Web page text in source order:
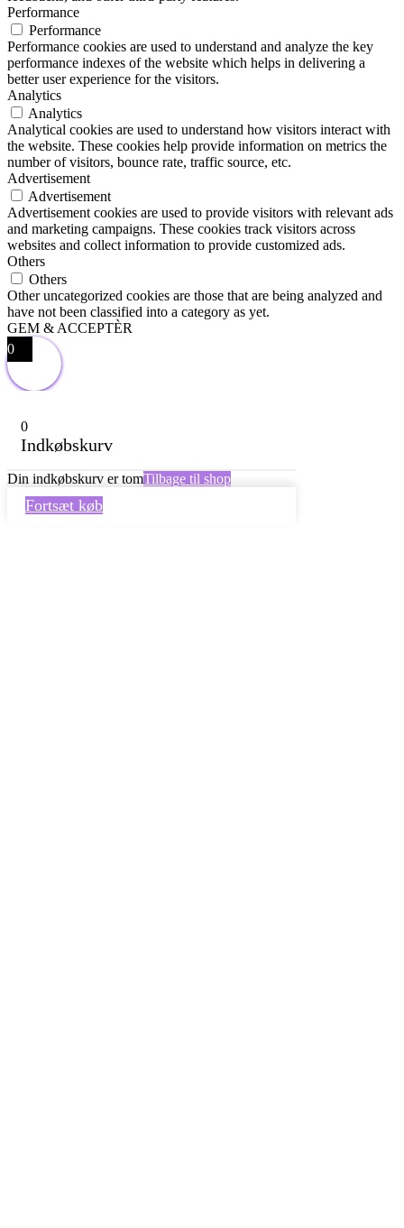
Performance
Performance
Performance cookies are used to understand and analyze the key
performance indexes of the website which helps in delivering a
better user experience for the visitors.
Analytics
Analytics
Analytical cookies are used to understand how visitors interact with
the website. These cookies help provide information on metrics the
number of visitors, bounce rate, traffic source, etc.
Advertisement
Advertisement
Advertisement cookies are used to provide visitors with relevant ads
and marketing campaigns. These cookies track visitors across
websites and collect information to provide customized ads.
Others
Others
Other uncategorized cookies are those that are being analyzed and
have not been classified into a category as yet.
GEM & ACCEPTÈR
0
0
Indkøbskurv
Din indkøbskurv er tomTilbage til shop
Fortsæt køb